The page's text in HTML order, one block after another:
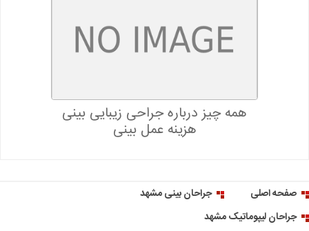
همه چیز درباره جراحی زیبایی بینی
هزینه عمل بینی
صفحه اصلی
جراحان بینی مشهد
جراحان لیپوماتیک مشهد